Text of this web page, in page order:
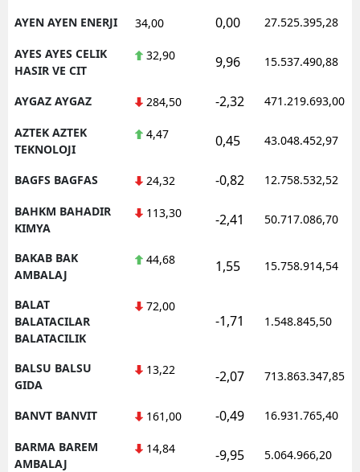
AYEN AYEN ENERJI 34,00 0,00 27.525.395,28
AYES AYES CELIK
HASIR VE CIT
32,90 9,96 15.537.490,88
AYGAZ AYGAZ 284,50 -2,32 471.219.693,00
AZTEK AZTEK
TEKNOLOJI
4,47 0,45 43.048.452,97
BAGFS BAGFAS 24,32 -0,82 12.758.532,52
BAHKM BAHADIR
KIMYA
113,30 -2,41 50.717.086,70
BAKAB BAK
AMBALAJ
44,68 1,55 15.758.914,54
BALAT
BALATACILAR
BALATACILIK
72,00
-1,71 1.548.845,50
BALSU BALSU
GIDA
13,22 -2,07 713.863.347,85
BANVT BANVIT 161,00 -0,49 16.931.765,40
BARMA BAREM
AMBALAJ
14,84 -9,95 5.064.966,20